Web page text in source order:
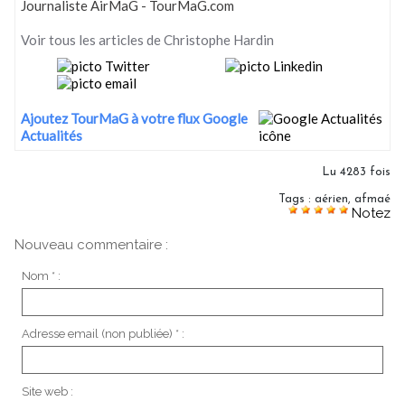
Journaliste AirMaG - TourMaG.com
Voir tous les articles de Christophe Hardin
Ajoutez TourMaG à votre flux Google
Actualités
Lu 4283 fois
Tags : aérien afmaé
Notez
Nouveau commentaire :
Nom * :
Adresse email (non publiée) * :
Site web :